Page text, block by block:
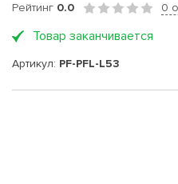
Рейтинг 0.0 0
Товар заканчивается
Артикул: PF-PFL-L53